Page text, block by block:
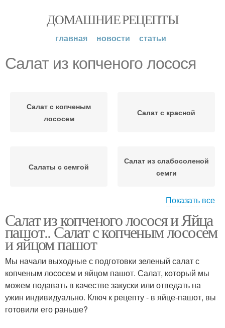
ДОМАШНИЕ РЕЦЕПТЫ
главная новости статьи
Салат из копченого лосося
Салат с копченым
лососем
Салат с красной
Салаты с семгой
Салат из слабосоленой
семги
Салат с семгой Овощной салат
Салат с малосольной
семгой
Салат из шпината
Показать все
Салат из копченого лосося и Яйца
пашот.. Салат с копченым лососем
и яйцом пашот
Мы начали выходные с подготовки зеленый салат с
копченым лососем и яйцом пашот. Салат, который мы
можем подавать в качестве закуски или отведать на
ужин индивидуально. Ключ к рецепту - в яйце-пашот, вы
готовили его раньше?